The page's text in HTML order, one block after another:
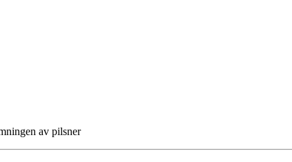
av pilsner